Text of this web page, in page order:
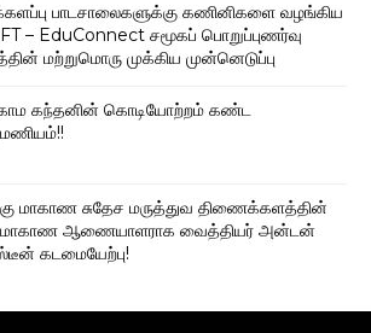
பாடசாலைகளுக்கு கணினிகளை வழங்கிய
– EduConnect சமூகப் பொறுப்புணர்வு
மற்றுமொரு முக்கிய முன்னெடுப்பு
கந்தனின் கொடியோற்றம் கண்ட
மாகாண சுதேச மருத்துவ திணைக்களத்தின்
மாகாண ஆணையாளராக வைத்தியர் அன்டன்
கடமையேற்பு!